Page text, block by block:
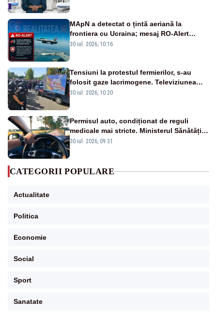
MApN a detectat o țintă aeriană la
frontiera cu Ucraina; mesaj RO-Alert
transmis în județul Tulcea
30 iul. 2026, 10:16
Tensiuni la protestul fermierilor, s-au
folosit gaze lacrimogene. Televiziunea
Poporului face apel la calm – LIVE TEXT
30 iul. 2026, 10:20
Permisul auto, condiționat de reguli
medicale mai stricte. Ministerul Sănătății
propune schimbări majore
30 iul. 2026, 09:31
CATEGORII POPULARE
Actualitate
Politica
Economie
Social
Sport
Sanatate